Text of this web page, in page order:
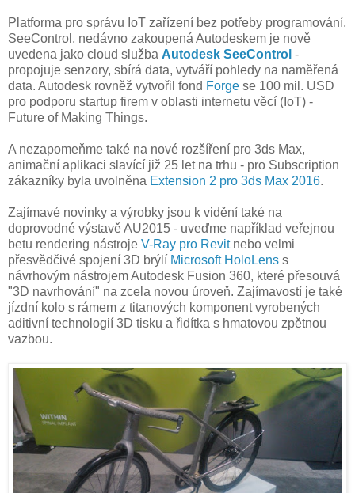
Platforma pro správu IoT zařízení bez potřeby programování,
SeeControl, nedávno zakoupená Autodeskem je nově
uvedena jako cloud služba Autodesk SeeControl -
propojuje senzory, sbírá data, vytváří pohledy na naměřená
data. Autodesk rovněž vytvořil fond Forge se 100 mil. USD
pro podporu startup firem v oblasti internetu věcí (IoT) -
Future of Making Things.
A nezapomeňme také na nové rozšíření pro 3ds Max,
animační aplikaci slavící již 25 let na trhu - pro Subscription
zákazníky byla uvolněna Extension 2 pro 3ds Max 2016.
Zajímavé novinky a výrobky jsou k vidění také na
doprovodné výstavě AU2015 - uveďme například veřejnou
betu rendering nástroje V-Ray pro Revitnebo velmi
přesvědčivé spojení 3D brýlí Microsoft HoloLens s
návrhovým nástrojem Autodesk Fusion 360, které přesouvá
"3D navrhování" na zcela novou úroveň. Zajímavostí je také
jízdní kolo s rámem z titanových komponent vyrobených
aditivní technologií 3D tisku a řidítka s hmatovou zpětnou
vazbou.